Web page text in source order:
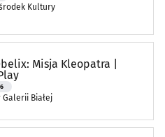
Kultury
Misja Kleopatra |
Galerii Białej